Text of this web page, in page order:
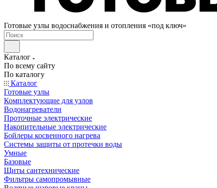
Готовые узлы водоснабжения и отопления «под ключ»
Каталог
По всему сайту
По каталогу
Каталог
Готовые узлы
Комплектующие для узлов
Водонагреватели
Проточные электрические
Накопительные электрические
Бойлеры косвенного нагрева
Системы защиты от протечки воды
Умные
Базовые
Щиты сантехнические
Фильтры самопромывные